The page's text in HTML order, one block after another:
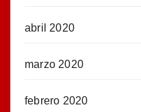
abril 2020
marzo 2020
febrero 2020